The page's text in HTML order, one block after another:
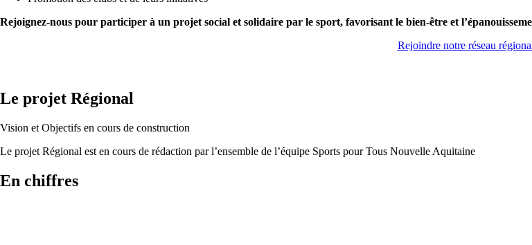
Rejoignez-nous pour participer à un projet social et solidaire par le sport, favorisant le bien-être et
Rejoindre notre réseau
Le projet Régional
Vision et Objectifs en cours de construction
Le projet Régional est en cours de rédaction par l’ensemble de l’équipe Sports pour Tous Nouvelle Aquitaine
En chiffres